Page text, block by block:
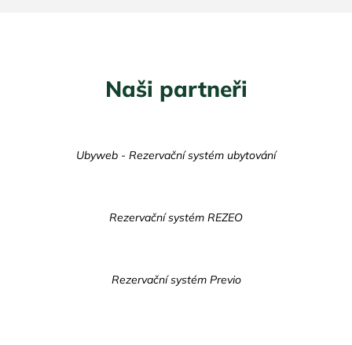
Naši partneři
Ubyweb - Rezervační systém ubytování
Rezervační systém REZEO
Rezervační systém Previo